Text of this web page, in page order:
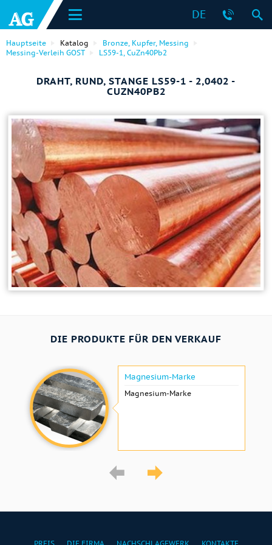
DE
Hauptseite Katalog
Bronze, Kupfer, Messing
Messing-Verleih GOST
LS59-1, CuZn40Pb2
DRAHT, RUND, STANGE LS59-1 - 2,0402 -
CUZN40PB2
DIE PRODUKTE FÜR DEN VERKAUF
Magnesium-Marke
Magnesium-Marke